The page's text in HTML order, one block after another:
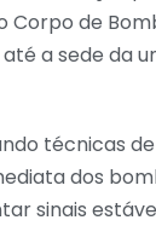
de
a sede da
técnicas
dos
sinais